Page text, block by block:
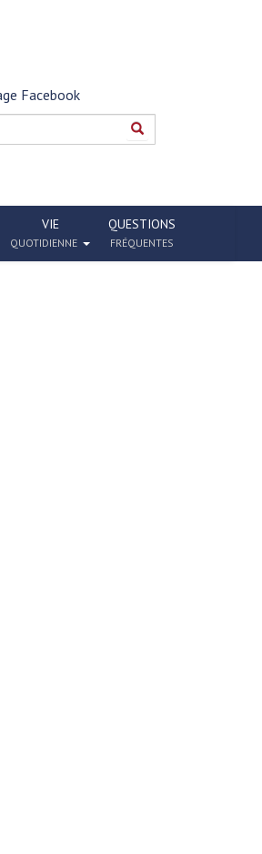
Facebook
VIE
QUOTIDIENNE
QUESTIONS
FRÉQUENTES